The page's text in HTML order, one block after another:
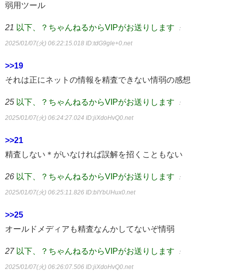
弱用ツール
21 以下、？ちゃんねるからVIPがお送りします ：
2025/01/07(火) 06:22:15.018 ID:tdG9gle+0.net
>>19
それは正にネットの情報を精査できない情弱の感想
25 以下、？ちゃんねるからVIPがお送りします ：
2025/01/07(火) 06:24:27.024 ID:jiXdoHvQ0.net
>>21
精査しない＊がいなければ誤解を招くこともない
26 以下、？ちゃんねるからVIPがお送りします ：
2025/01/07(火) 06:25:11.826 ID:bIYbUHux0.net
>>25
オールドメディアも精査なんかしてないぞ情弱
27 以下、？ちゃんねるからVIPがお送りします ：
2025/01/07(火) 06:26:07.506 ID:jiXdoHvQ0.net